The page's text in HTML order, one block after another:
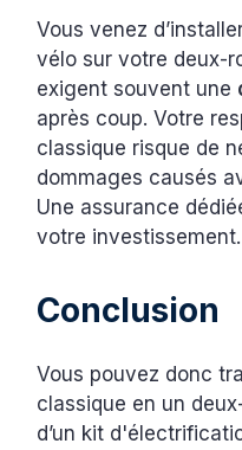
Vous venez
vélo sur votre deux-
exigent souvent une
après coup. Votre
classique risque de
dommages causés
Une assurance
votre investissement.
Conclusion
Vous pouvez donc
classique en un
d’un kit